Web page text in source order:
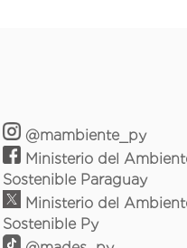
@mambiente_py
Ministerio del
Sostenible Paraguay
Ministerio del
Sostenible Py